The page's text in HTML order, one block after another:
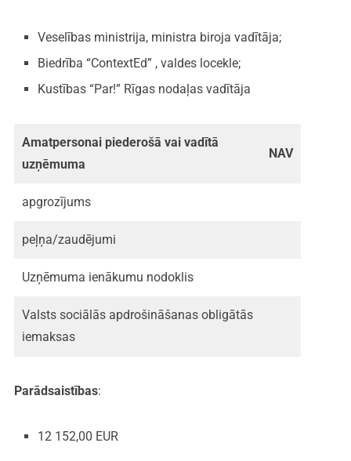
Veselības ministrija, ministra biroja vadītāja;
Biedrība “ContextEd” , valdes locekle;
Kustības “Par!” Rīgas nodaļas vadītāja
Amatpersonai piederošā vai vadītā
uzņēmuma
NAV
apgrozījums
peļņa/zaudējumi
Uzņēmuma ienākumu nodoklis
Valsts sociālās apdrošināšanas obligātās
iemaksas
Parādsaistības:
12 152,00 EUR